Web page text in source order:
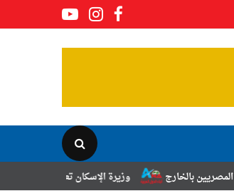
وزيرة الإسكان تعلن نتائج قرعة تخصيص أراضي